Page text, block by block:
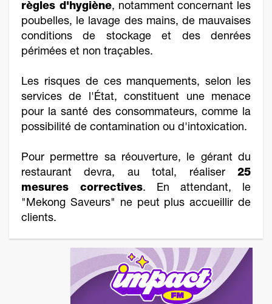
règles d'hygiène, notamment concernant les
poubelles, le lavage des mains, de mauvaises
conditions de stockage et des denrées
périmées et non traçables.
Les risques de ces manquements, selon les
services de l'État, constituent une menace
pour la santé des consommateurs, comme la
possibilité de contamination ou d'intoxication.
Pour permettre sa réouverture, le gérant du
restaurant devra, au total, réaliser 25
mesures correctives. En attendant, le
"Mekong Saveurs" ne peut plus accueillir de
clients.